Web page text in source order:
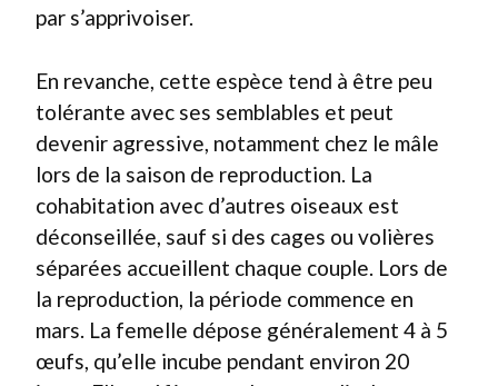
par s’apprivoiser.
En revanche, cette espèce tend à être peu
tolérante avec ses semblables et peut
devenir agressive, notamment chez le mâle
lors de la saison de reproduction. La
cohabitation avec d’autres oiseaux est
déconseillée, sauf si des cages ou volières
séparées accueillent chaque couple. Lors de
la reproduction, la période commence en
mars. La femelle dépose généralement 4 à 5
œufs, qu’elle incube pendant environ 20